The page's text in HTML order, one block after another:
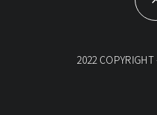
2022 COPYRIGHT